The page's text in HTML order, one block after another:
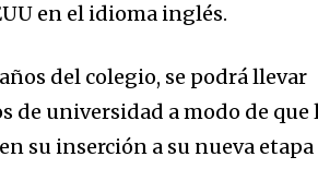
en el idioma inglés.
del colegio, se podrá llevar
de universidad a modo de que
su inserción a su nueva etapa